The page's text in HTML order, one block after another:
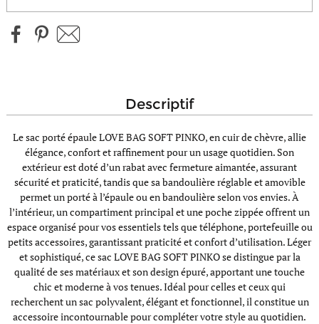
descriptif
Le sac porté épaule LOVE BAG SOFT PINKO, en cuir de chèvre, allie
élégance, confort et raffinement pour un usage quotidien. Son
extérieur est doté d’un rabat avec fermeture aimantée, assurant
sécurité et praticité, tandis que sa bandoulière réglable et amovible
permet un porté à l’épaule ou en bandoulière selon vos envies. À
l’intérieur, un compartiment principal et une poche zippée offrent un
espace organisé pour vos essentiels tels que téléphone, portefeuille ou
petits accessoires, garantissant praticité et confort d’utilisation. Léger
et sophistiqué, ce sac LOVE BAG SOFT PINKO se distingue par la
qualité de ses matériaux et son design épuré, apportant une touche
chic et moderne à vos tenues. Idéal pour celles et ceux qui
recherchent un sac polyvalent, élégant et fonctionnel, il constitue un
accessoire incontournable pour compléter votre style au quotidien.